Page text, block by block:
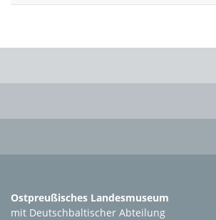
Ostpreußisches Landesmuseum
mit Deutschbaltischer Abteilung